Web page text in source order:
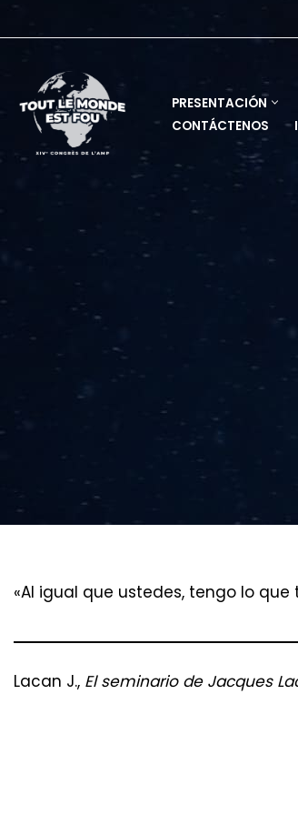
contenido
PRESENTACIÓN
CONTÁCTENOS
«Al igual que ustedes, tengo lo
Lacan J., El seminario de Jacques